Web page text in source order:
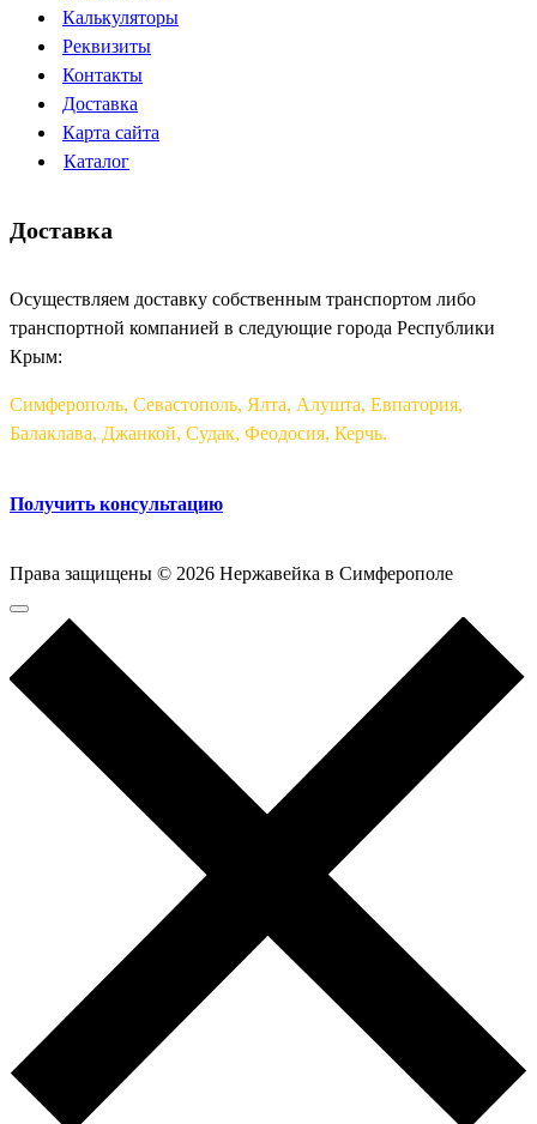
Калькуляторы
Реквизиты
Контакты
Доставка
Карта сайта
Каталог
Доставка
Осуществляем доставку собственным транспортом либо
транспортной компанией в следующие города Республики
Крым:
Симферополь, Севастополь, Ялта, Алушта, Евпатория,
Балаклава, Джанкой, Судак, Феодосия, Керчь.
Получить консультацию
Права защищены © 2026 Нержавейка в Симферополе